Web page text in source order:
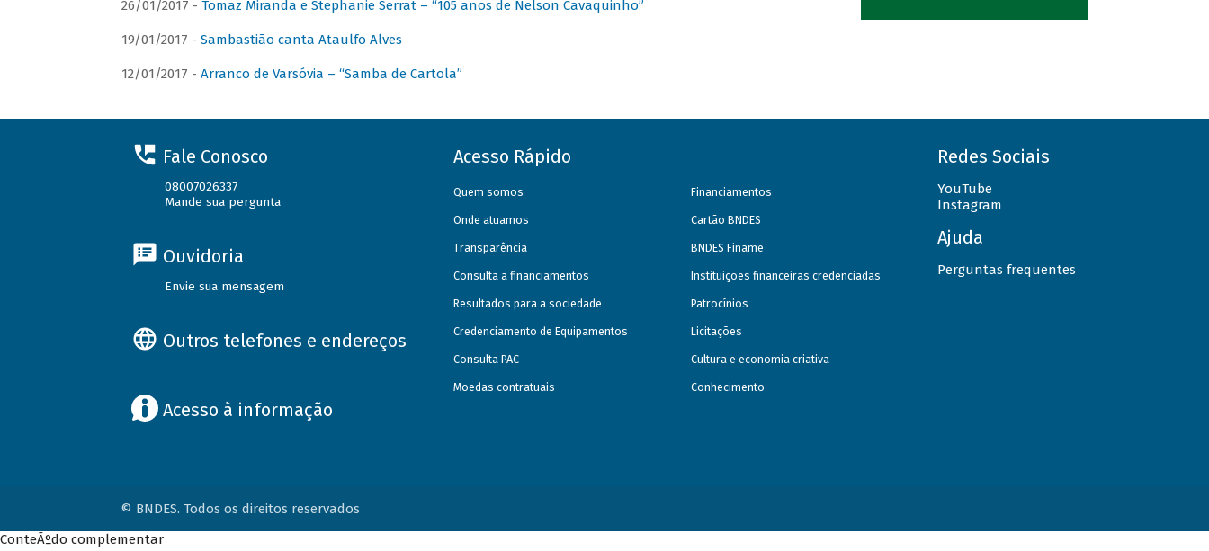
26/01/2017 - Tomaz Miranda e Stephanie Serrat – “105 anos de Nelson Cavaquinho”
19/01/2017 - Sambastião canta Ataulfo Alves
12/01/2017 - Arranco de Varsóvia – “Samba de Cartola”
Fale Conosco
08007026337
Mande sua pergunta
Ouvidoria
Envie sua mensagem
Outros telefones e endereços
Acesso à informação
Acesso Rápido
Quem somos
Onde atuamos
Transparência
Consulta a financiamentos
Resultados para a sociedade
Credenciamento de Equipamentos
Consulta PAC
Moedas contratuais
Financiamentos
Cartão BNDES
BNDES Finame
Instituições financeiras credenciadas
Patrocínios
Licitações
Cultura e economia criativa
Conhecimento
Redes Sociais
YouTube
Instagram
Ajuda
Perguntas frequentes
© BNDES. Todos os direitos reservados
ConteÃºdo complementar